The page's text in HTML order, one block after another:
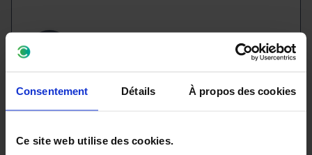
Consentement Détails À propos des cookies
Ce site web utilise des cookies.
Poids à vide:
1169kg
Poids total autorisé en charge: